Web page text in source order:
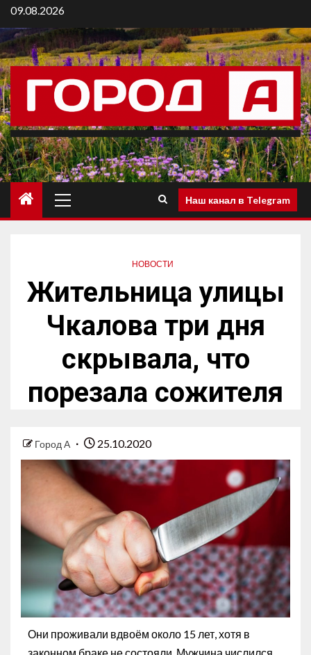
09.08.2026
Наш канал в Telegram
НОВОСТИ
Жительница улицы
Чкалова три дня
скрывала, что
порезала сожителя
Город А 25.10.2020
Они проживали вдвоём около 15 лет, хотя в